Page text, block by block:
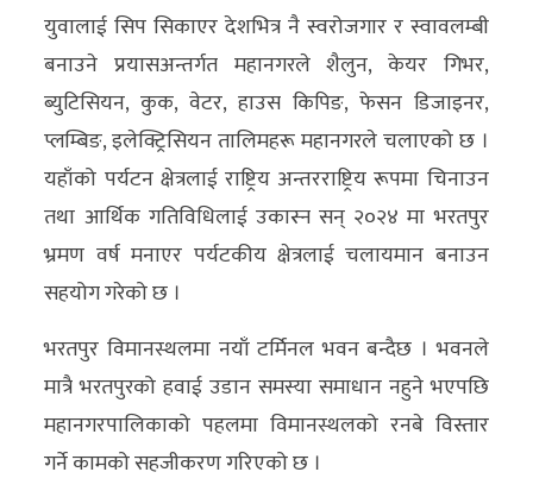
युवालाई सिप सिकाएर देशभित्र नै स्वरोजगार र स्वावलम्बी
बनाउने प्रयासअन्तर्गत महानगरले शैलुन, केयर गिभर,
ब्युटिसियन, कुक, वेटर, हाउस किपिङ, फेसन डिजाइनर,
प्लम्बिङ, इलेक्ट्रिसियन तालिमहरू महानगरले चलाएको छ ।
यहाँको पर्यटन क्षेत्रलाई राष्ट्रिय अन्तरराष्ट्रिय रूपमा चिनाउन
तथा आर्थिक गतिविधिलाई उकास्न सन् २०२४ मा भरतपुर
भ्रमण वर्ष मनाएर पर्यटकीय क्षेत्रलाई चलायमान बनाउन
सहयोग गरेको छ ।
भरतपुर विमानस्थलमा नयाँ टर्मिनल भवन बन्दैछ । भवनले
मात्रै भरतपुरको हवाई उडान समस्या समाधान नहुने भएपछि
महानगरपालिकाको पहलमा विमानस्थलको रनबे विस्तार
गर्ने कामको सहजीकरण गरिएको छ ।